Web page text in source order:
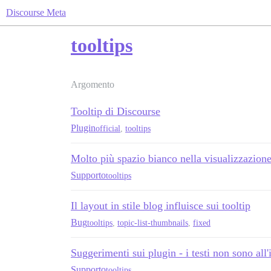
Discourse Meta
tooltips
Argomento
Tooltip di Discourse
Pluginofficial tooltips
Molto più spazio bianco nella
Supportotooltips
Il layout in stile blog influisce sui tooltip
Bugtooltips topic-list-thumbnails fixed
Suggerimenti sui plugin - i testi non sono